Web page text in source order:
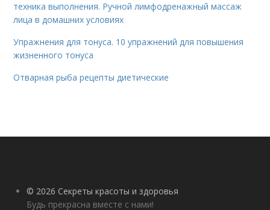
техника выполнения. Ручной лимфодренажный массаж
лица в домашних условиях
Упражнения для тонуса. 10 упражнений для повышения
жизненного тонуса
Отварная рыба рецепты диетические
© 2026 Секреты красоты и здоровья
Будь прекрасна вместе с нами!